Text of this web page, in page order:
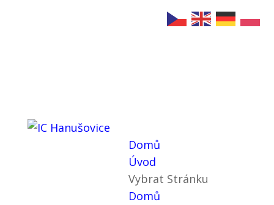
Domů
Úvod
Vybrat Stránku
Domů